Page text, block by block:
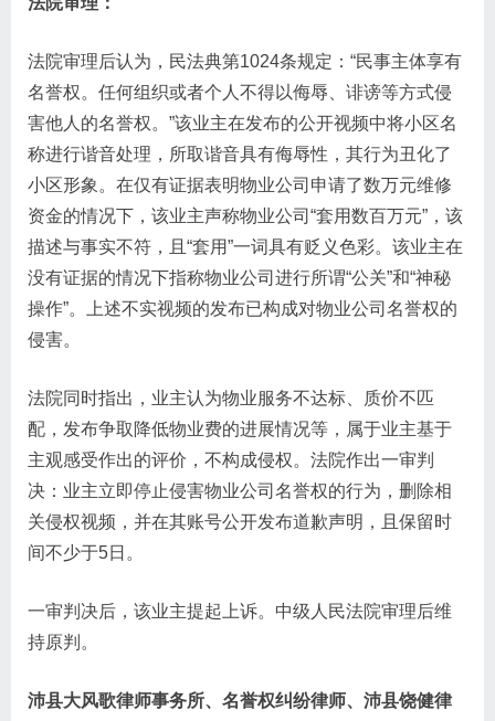
法院审理后认为，民法典第1024条规定：“民事主体享有
名誉权。任何组织或者个人不得以侮辱、诽谤等方式侵
害他人的名誉权。”该业主在发布的公开视频中将小区名
称进行谐音处理，所取谐音具有侮辱性，其行为丑化了
小区形象。在仅有证据表明物业公司申请了数万元维修
资金的情况下，该业主声称物业公司“套用数百万元”，该
描述与事实不符，且“套用”一词具有贬义色彩。该业主在
没有证据的情况下指称物业公司进行所谓“公关”和“神秘
操作”。上述不实视频的发布已构成对物业公司名誉权的
侵害。
法院同时指出，业主认为物业服务不达标、质价不匹
配，发布争取降低物业费的进展情况等，属于业主基于
主观感受作出的评价，不构成侵权。法院作出一审判
决：业主立即停止侵害物业公司名誉权的行为，删除相
关侵权视频，并在其账号公开发布道歉声明，且保留时
间不少于5日。
一审判决后，该业主提起上诉。中级人民法院审理后维
持原判。
沛县大风歌律师事务所、名誉权纠纷律师、沛县饶健律